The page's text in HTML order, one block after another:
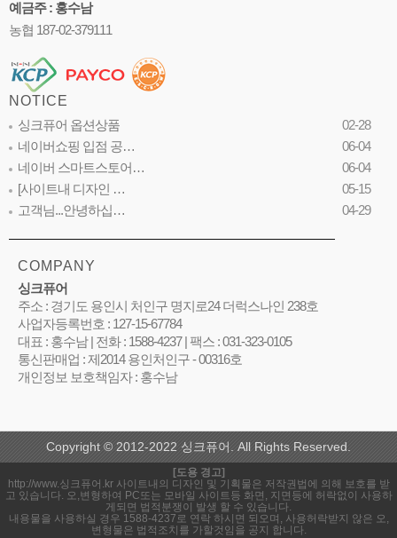
예금주 : 홍수남
농협 187-02-379111
NOTICE
싱크퓨어 옵션상품
02-28
네이버쇼핑 입점 공…
06-04
네이버 스마트스토어…
06-04
[사이트내 디자인 …
05-15
고객님...안녕하십…
04-29
COMPANY
싱크퓨어
주소 : 경기도 용인시 처인구 명지로24 더럭스나인 238호
사업자등록번호 : 127-15-67784
대표 : 홍수남 | 전화 : 1588-4237 | 팩스 : 031-323-0105
통신판매업 : 제2014 용인처인구 - 00316호
개인정보 보호책임자 : 홍수남
Copyright © 2012-2022 싱크퓨어. All Rights Reserved.
[도용 경고]
http://www.싱크퓨어.kr 사이트내의 디자인 및 기획물은 저작권법에 의해 보호를 받
고 있습니다. 오,변형하여 PC또는 모바일 사이트등 화면, 지면등에 허락없이 사용하
게되면 법적분쟁이 발생 할 수 있습니다.
내용물을 사용하실 경우 1588-4237로 연락 하시면 되오며, 사용허락받지 않은 오,
변형물은 법적조치를 가할것임을 공지 합니다.